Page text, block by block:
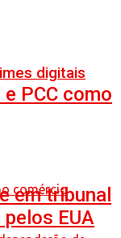
digitais
PCC como
em tribunal
EUA